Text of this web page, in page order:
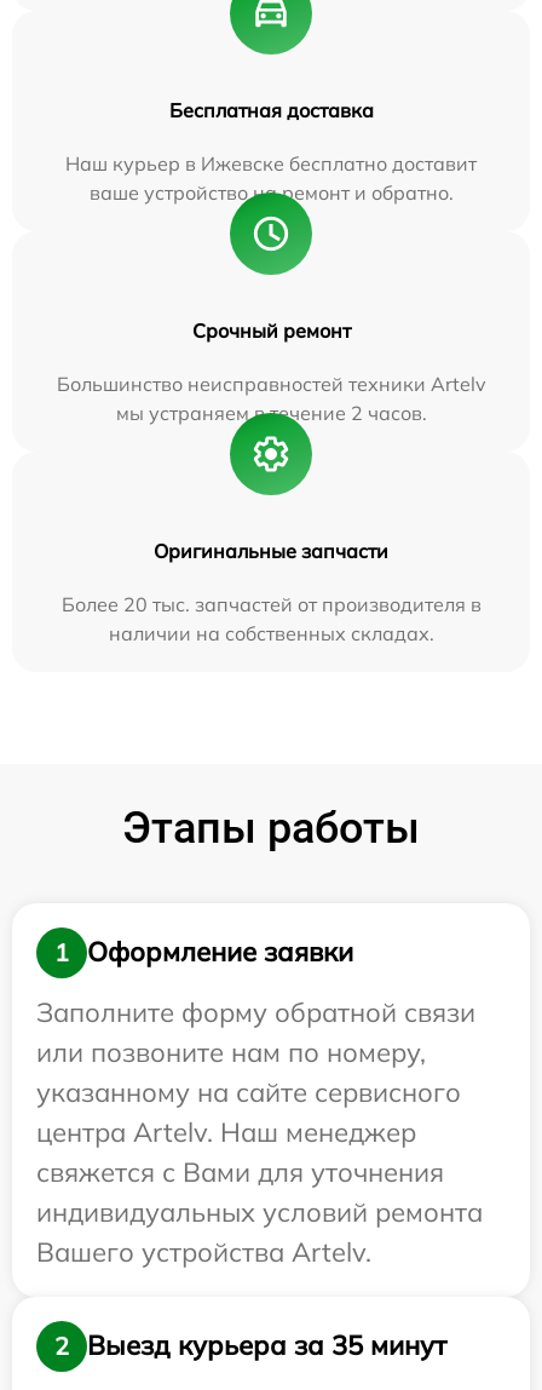
Бесплатная доставка
Наш курьер в Ижевске бесплатно доставит
ваше устройство на ремонт и обратно.
Срочный ремонт
Большинство неисправностей техники Artelv
мы устраняем в течение 2 часов.
Оригинальные запчасти
Более 20 тыс. запчастей от производителя в
наличии на собственных складах.
Этапы работы
1
Оформление заявки
Заполните форму обратной связи
или позвоните нам по номеру,
указанному на сайте сервисного
центра Artelv. Наш менеджер
свяжется с Вами для уточнения
индивидуальных условий ремонта
Вашего устройства Artelv.
2
Выезд курьера за 35 минут